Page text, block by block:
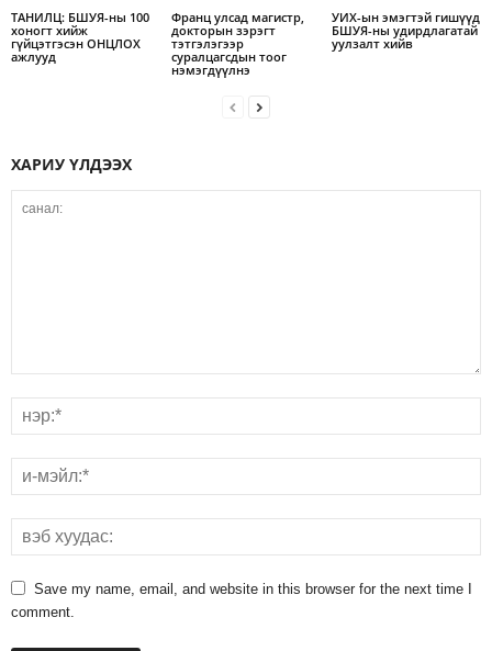
ТАНИЛЦ: БШУЯ-ны 100
хоногт хийж
гүйцэтгэсэн ОНЦЛОХ
ажлууд
Франц улсад магистр,
докторын зэрэгт
тэтгэлэгээр
суралцагсдын тоог
нэмэгдүүлнэ
УИХ-ын эмэгтэй гишүүд
БШУЯ-ны удирдлагатай
уулзалт хийв
ХАРИУ ҮЛДЭЭХ
Save my name, email, and website in this browser for the next time I
comment.